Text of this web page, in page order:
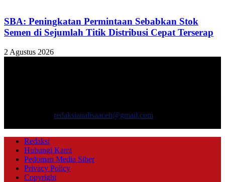
SBA: Peningkatan Permintaan Sebabkan Stok
Semen di Sejumlah Titik Distribusi Cepat Terserap
2 Agustus 2026
redaksianalisaaceh@gmail.com
Redaksi
Hubungi Kami
Pedoman Media Siber
Privacy Policy
Copyright